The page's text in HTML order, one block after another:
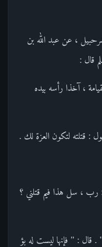
، عن عبد الله بن
قال :
، آخذا رأسه بيده
: قتلته لتكون العزة لك .
: رب ، سل هذا فيم قتلني ؟
. قال : " فإنها ليست له بؤ